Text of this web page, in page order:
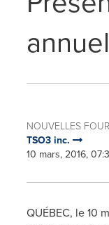
NOUVELLES
TSO3 inc.
10 mars, 2016,
QUÉBEC, le 10